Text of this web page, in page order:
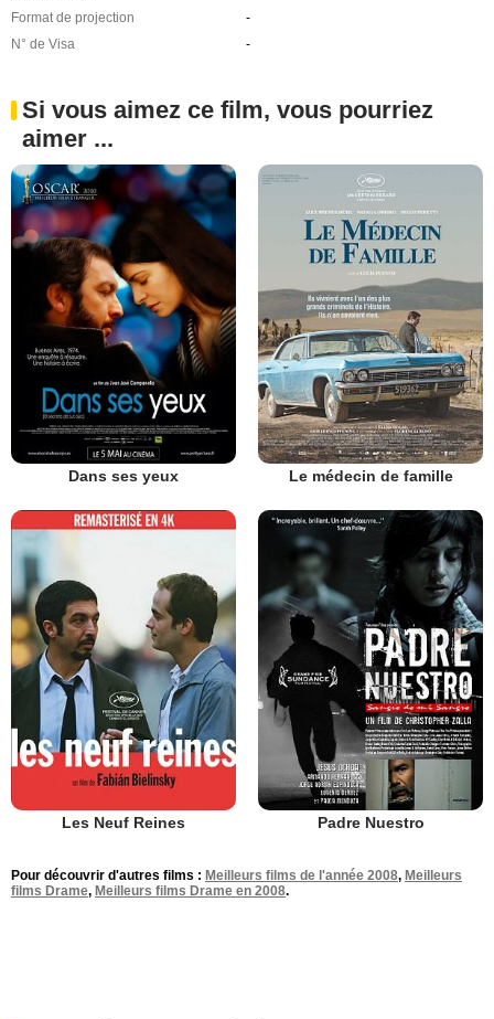
Format de projection
-
N° de Visa
-
Si vous aimez ce film, vous pourriez
aimer ...
Dans ses yeux Le médecin de famille
Les Neuf Reines Padre Nuestro
Pour découvrir d'autres films : Meilleurs films de l'année 2008, Meilleurs
films Drame, Meilleurs films Drame en 2008.